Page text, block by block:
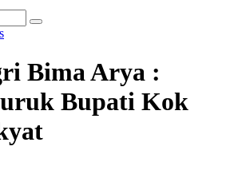
Bima Arya :
Bupati Kok